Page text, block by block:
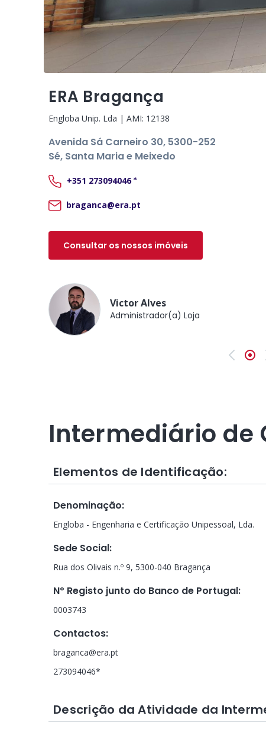
ERA Bragança
Engloba Unip. Lda | AMI: 12138
Avenida Sá Carneiro 30, 5300-252
Sé, Santa Maria e Meixedo
+351 273094046 *
braganca@era.pt
Consultar os nossos imóveis
Victor Alves
Administrador(a) Loja
Intermediário de
Elementos de Identificação:
Denominação:
Engloba - Engenharia e Certificação Unipessoal, Lda.
Sede Social:
Rua dos Olivais n.º 9, 5300-040 Bragança
Nº Registo junto do Banco de Portugal:
0003743
Contactos:
braganca@era.pt
273094046*
Descrição da Atividade da